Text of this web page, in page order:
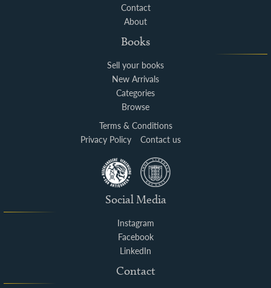
Contact
About
Books
Sell your books
New Arrivals
Categories
Browse
Terms & Conditions
Privacy Policy
Contact us
Social Media
Instagram
Facebook
LinkedIn
Contact